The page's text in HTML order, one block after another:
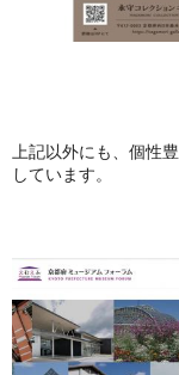
上記以外にも、個性
しています。